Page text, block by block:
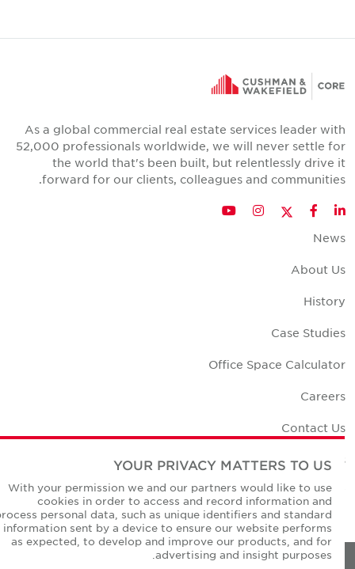
As a global commercial real estate services leader with
52,000 professionals worldwide, we will never settle for
the world that's been built, but relentlessly drive it
forward for our clients, colleagues and communities.
LinkedIn
Facebook
Twitter
Instagram
YouTube
News
About Us
History
Case Studies
Office Space Calculator
Careers
Contact Us
Office Locations
Corporate Social Responsibility
YOUR PRIVACY MATTERS TO US
With your permission we and our partners would like to use
cookies in order to access and record information and
process personal data, such as unique identifiers and standard
information sent by a device to ensure our website performs
as expected, to develop and improve our products, and for
advertising and insight purposes.